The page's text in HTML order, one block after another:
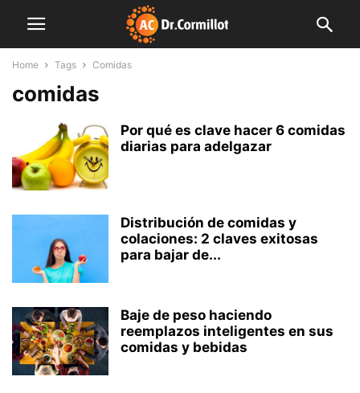
Home Tags Comidas
comidas
Por qué es clave hacer 6 comidas
diarias para adelgazar
Distribución de comidas y
colaciones: 2 claves exitosas
para bajar de...
Baje de peso haciendo
reemplazos inteligentes en sus
comidas y bebidas